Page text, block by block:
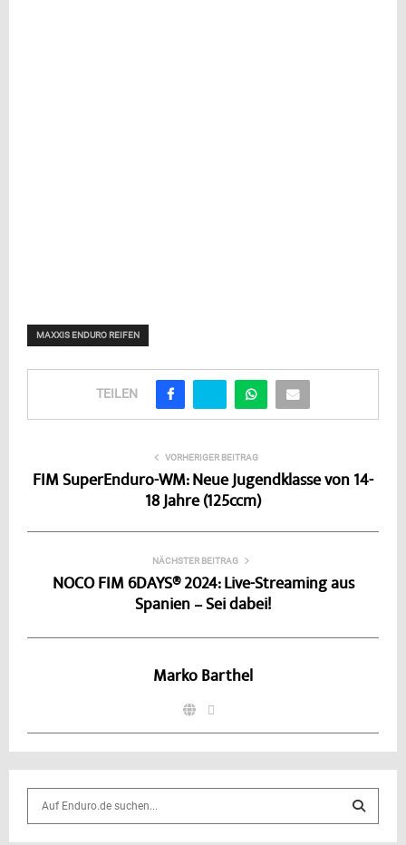
MAXXIS ENDURO REIFEN
TEILEN
VORHERIGER BEITRAG
FIM SuperEnduro-WM: Neue Jugendklasse von 14-
18 Jahre (125ccm)
NÄCHSTER BEITRAG
NOCO FIM 6DAYS® 2024: Live-Streaming aus
Spanien – Sei dabei!
Marko Barthel